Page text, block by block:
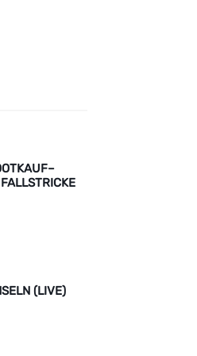
(LIVE)